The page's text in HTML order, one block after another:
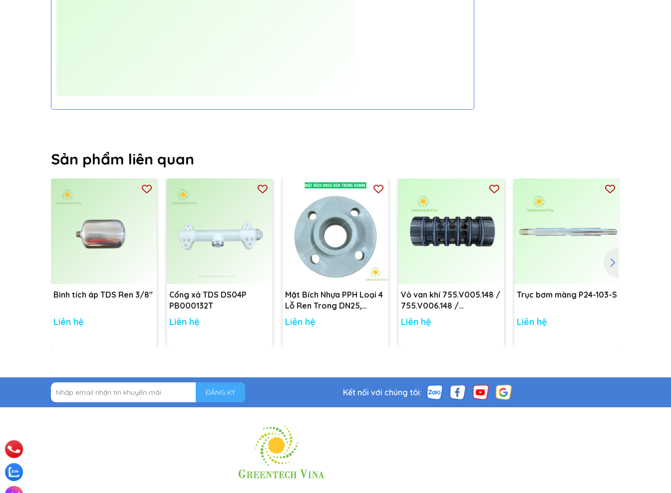
Sản phẩm liên quan
Bình tích áp TDS Ren 3/8"
Liên hệ
Cổng xả TDS DS04P
PB000132T
Liên hệ
Mặt Bích Nhựa PPH Loại 4
Lỗ Ren Trong DN25,
DN32, DN40, DN50 tiêu
chuẩn
Liên hệ
Vỏ van khí 755.V005.148 /
755.V006.148 /
755.V001.148
Liên hệ
Trục bơm màng P24-103-S
Liên hệ
ĐĂNG KÝ Kết nối với chúng tôi: